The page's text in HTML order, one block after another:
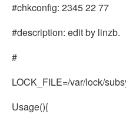
#chkconfig: 2345 22 77
#description: edit by linzb.
#
LOCK_FILE=/var/lock/
Usage(){